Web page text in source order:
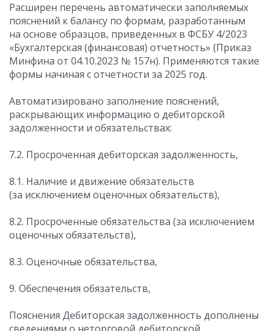
Расширен перечень автоматически заполняемых
пояснений к балансу по формам, разработанным
на основе образцов, приведенных в ФСБУ 4/2023
«Бухгалтерская (финансовая) отчетность» (Приказ
Минфина от 04.10.2023 № 157н). Применяются такие
формы начиная с отчетности за 2025 год.
Автоматизировано заполнение пояснений,
раскрывающих информацию о дебиторской
задолженности и обязательствах:
7.2. Просроченная дебиторская задолженность,
8.1. Наличие и движение обязательств
(за исключением оценочных обязательств),
8.2. Просроченные обязательства (за исключением
оценочных обязательств),
8.3. Оценочные обязательства,
9. Обеспечения обязательств,
Пояснения Дебиторская задолженность дополнены